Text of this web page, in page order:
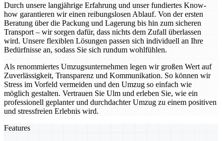
Durch unsere langjährige Erfahrung und unser fundiertes Know-
how garantieren wir einen reibungslosen Ablauf. Von der ersten
Beratung über die Packung und Lagerung bis hin zum sicheren
Transport – wir sorgen dafür, dass nichts dem Zufall überlassen
wird. Unsere flexiblen Lösungen passen sich individuell an Ihre
Bedürfnisse an, sodass Sie sich rundum wohlfühlen.
Als renommiertes Umzugsunternehmen legen wir großen Wert auf
Zuverlässigkeit, Transparenz und Kommunikation. So können wir
Stress im Vorfeld vermeiden und den Umzug so einfach wie
möglich gestalten. Vertrauen Sie Ulm und erleben Sie, wie ein
professionell geplanter und durchdachter Umzug zu einem positiven
und stressfreien Erlebnis wird.
Features